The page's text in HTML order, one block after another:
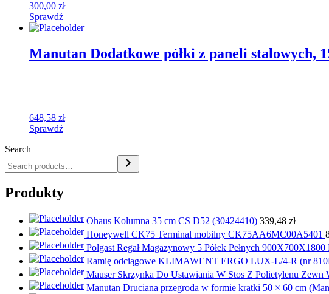
300,00 zł
Sprawdź
Manutan Dodatkowe półki z paneli stalowych,
648,58 zł
Sprawdź
Search
Produkty
Ohaus Kolumna 35 cm CS D52 (30424410) 339,48 zł
Honeywell CK75 Terminal mobilny CK75AA6MC00A5401
Polgast Regał Magazynowy 5 Półek Pełnych 900X700X1800
Ramię odciągowe KLIMAWENT ERGO LUX-L/4-R (nr
Mauser Skrzynka Do Ustawiania W Stos Z Polietylenu Zewn
Manutan Druciana przegroda w formie kratki 50 × 60 cm